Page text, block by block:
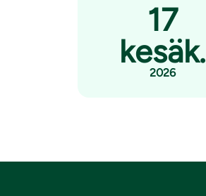
17
kesäk.
2026